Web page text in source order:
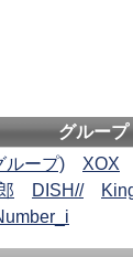
グループ
ループ)
XOX
DISH//